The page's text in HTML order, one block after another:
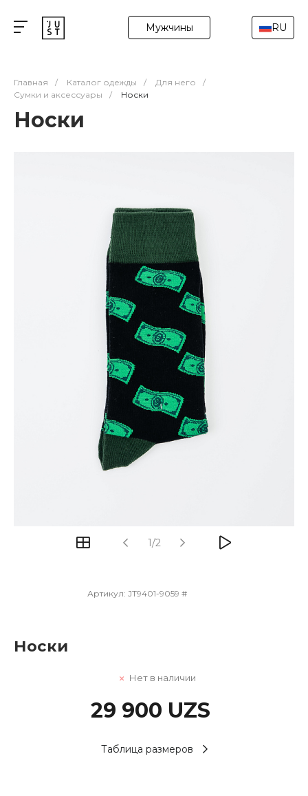
Мужчины RU
Главная / Каталог одежды / Для него
/
Сумки и аксессуары
/ Носки
Носки
1/2
Артикул: JT9401-9059 #
Носки
Нет в наличии
29 900 UZS
Таблица размеров